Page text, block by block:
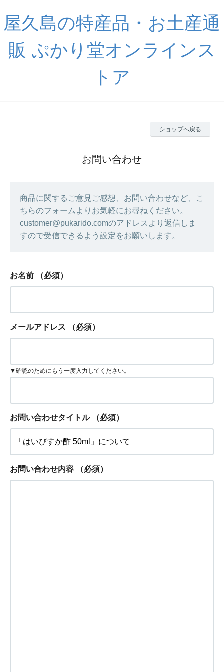
屋久島の特産品・お土産通
販 ぷかり堂オンラインス
トア
ショップへ戻る
お問い合わせ
商品に関するご意見ご感想、お問い合わせなど、こ
ちらのフォームよりお気軽にお尋ねください。
customer@pukarido.comのアドレスより返信しま
すので受信できるよう設定をお願いします。
お名前 （必須）
メールアドレス （必須）
▼確認のためにもう一度入力してください。
お問い合わせタイトル （必須）
お問い合わせ内容 （必須）